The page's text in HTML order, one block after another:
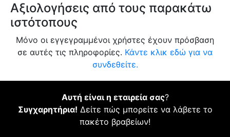
Αξιολογήσεις από τους παρακάτω
ιστότοπους
Μόνο οι εγγεγραμμένοι χρήστες έχουν πρόσβαση
σε αυτές τις πληροφορίες. Κάντε κλικ εδώ για να
συνδεθείτε.
Αυτή είναι η εταιρεία σας?
Συγχαρητήρια! Δείτε πώς μπορείτε να λάβετε το
πακέτο βραβείων!